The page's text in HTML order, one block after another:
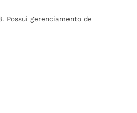
Possui gerenciamento de